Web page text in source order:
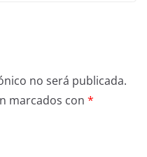
no será publicada.
marcados con *